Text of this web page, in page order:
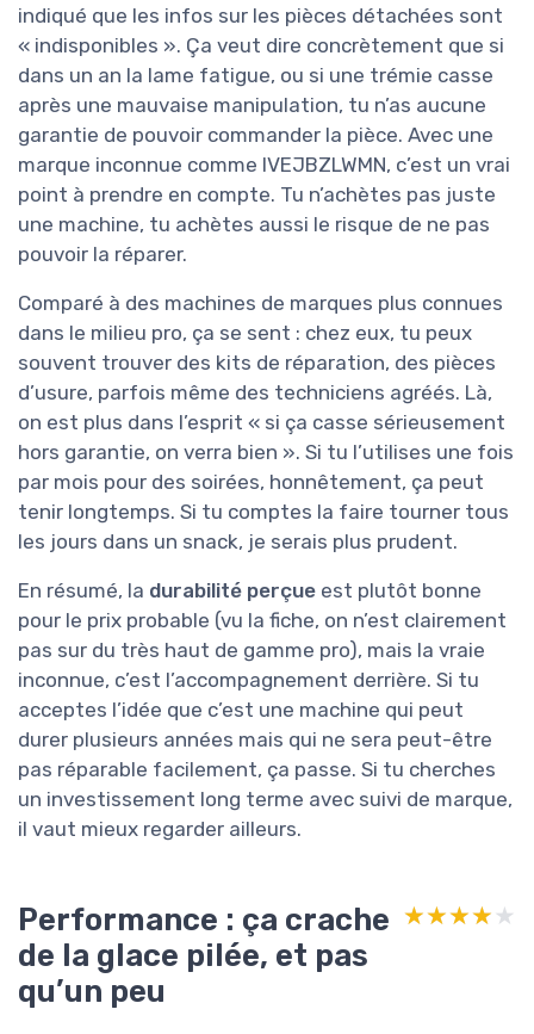
indiqué que les infos sur les pièces détachées sont
« indisponibles ». Ça veut dire concrètement que si
dans un an la lame fatigue, ou si une trémie casse
après une mauvaise manipulation, tu n’as aucune
garantie de pouvoir commander la pièce. Avec une
marque inconnue comme IVEJBZLWMN, c’est un vrai
point à prendre en compte. Tu n’achètes pas juste
une machine, tu achètes aussi le risque de ne pas
pouvoir la réparer.
Comparé à des machines de marques plus connues
dans le milieu pro, ça se sent : chez eux, tu peux
souvent trouver des kits de réparation, des pièces
d’usure, parfois même des techniciens agréés. Là,
on est plus dans l’esprit « si ça casse sérieusement
hors garantie, on verra bien ». Si tu l’utilises une fois
par mois pour des soirées, honnêtement, ça peut
tenir longtemps. Si tu comptes la faire tourner tous
les jours dans un snack, je serais plus prudent.
En résumé, la durabilité perçue est plutôt bonne
pour le prix probable (vu la fiche, on n’est clairement
pas sur du très haut de gamme pro), mais la vraie
inconnue, c’est l’accompagnement derrière. Si tu
acceptes l’idée que c’est une machine qui peut
durer plusieurs années mais qui ne sera peut-être
pas réparable facilement, ça passe. Si tu cherches
un investissement long terme avec suivi de marque,
il vaut mieux regarder ailleurs.
Performance : ça crache
de la glace pilée, et pas
qu’un peu
★★★★★
★★★★★